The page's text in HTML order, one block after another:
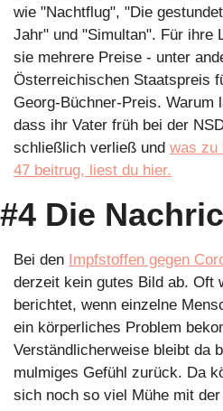
wie "Nachtflug", "Die
Jahr" und "Simultan". Für ihre
sie mehrere Preise - unter
Österreichischen Staatspreis
Georg-Büchner-Preis. Warum
dass ihr Vater früh bei der
schließlich verließ und was zu
47 beitrug, liest du hier.
#4 Die
Bei den Impfstoffen gegen
derzeit kein gutes Bild ab. Oft
berichtet, wenn einzelne
ein körperliches Problem
Verständlicherweise bleibt da
mulmiges Gefühl zurück. Da
sich noch so viel Mühe mit